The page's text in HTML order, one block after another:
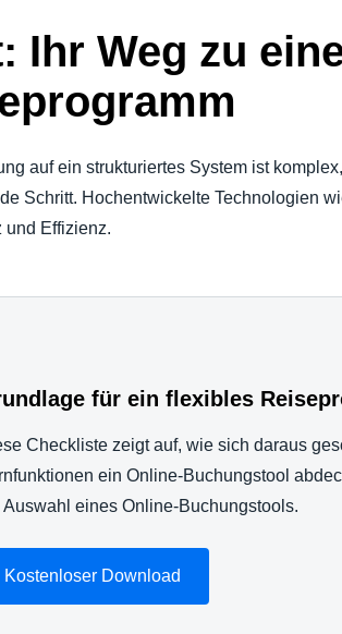
Ihr Weg zu
auf ein strukturiertes System ist
Schritt. Hochentwickelte Technologien
und Effizienz.
für ein flexibles
Checkliste zeigt auf, wie sich daraus
ein Online-Buchungstool
Auswahl eines Online-Buchungstools.
Kostenloser Download